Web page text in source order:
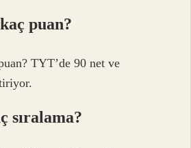
puan?
TYT’de 90 net ve
sıralama?